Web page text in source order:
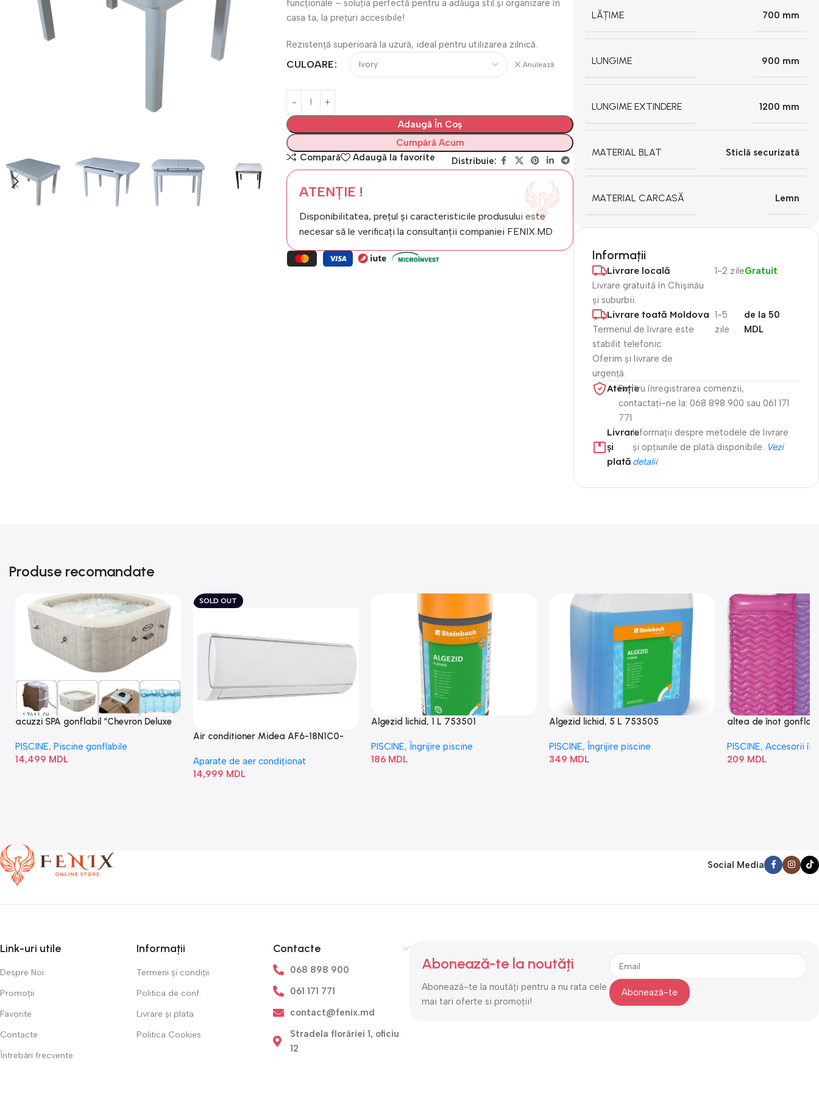
funcționale – soluția perfectă pentru a adăuga stil și organizare în
casa ta, la prețuri accesibile!
Rezistență superioară la uzură, ideal pentru utilizarea zilnică.
CULOARE Anulează
Adaugă În Coș
Cumpără Acum
Compară
Adaugă la favorite Distribuie:
ATENȚIE !
Disponibilitatea, prețul și caracteristicile produsului este
necesar să le verificați la consultanții companiei FENIX.MD
LĂȚIME 700 mm
LUNGIME 900 mm
LUNGIME EXTINDERE 1200 mm
MATERIAL BLAT Sticlă securizată
MATERIAL CARCASĂ Lemn
Informații
Livrare locală
Livrare gratuită în Chișinău
și suburbii.
1-2 zileGratuit
Livrare toată Moldova
Termenul de livrare este
stabilit telefonic.
Oferim și livrare de
urgență.
1-5
zile
de la 50
MDL
Atenție​
Pentru înregistrarea comenzii,
contactați-ne la: 068 898 900 sau 061 171
771
Livrare
și
plată
Informații despre metodele de livrare
și opțiunile de plată disponibile.
Vezi
detalii
Produse recomandate
acuzzi SPA gonflabil “Chevron Deluxe
PISCINE, Piscine gonflabile
14,499 MDL
SOLD OUT
Air conditioner Midea AF6-18N1C0-
Aparate de aer condiționat
14,999 MDL
Algezid lichid, 1 L 753501
PISCINE, Îngrijire piscine
186 MDL
Algezid lichid, 5 L 753505
PISCINE, Îngrijire piscine
349 MDL
altea de înot
PISCINE, Accesorii
209 MDL
Social Media
Link-uri utile
Despre Noi
Promoții
Favorite
Contacte
Întrebări frecvente
Informații
Termeni și condiții
Politica de conf.
Livrare și plata
Politica Cookies
Contacte
068 898 900
061 171 771
contact@fenix.md
Stradela florăriei 1, oficiu
12
Abonează-te la noutăți
Abonează-te la noutăți pentru a nu rata cele
mai tari oferte si promoții!